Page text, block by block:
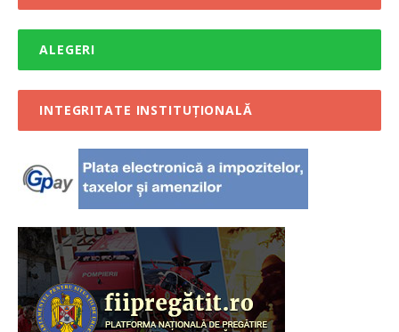
ALEGERI
INTEGRITATE INSTITUȚIONALĂ